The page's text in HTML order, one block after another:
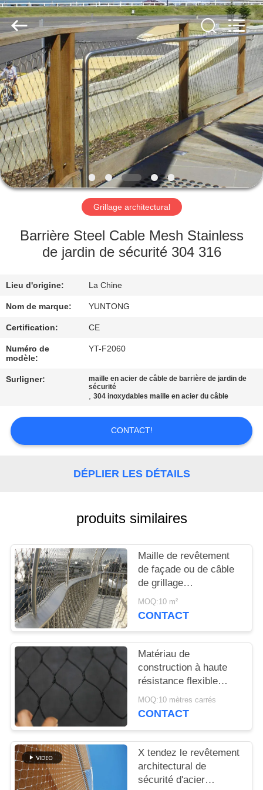
MAISON
PRODUITS
AU
SUJET
DE
NOUS
VISITE
D'USINE
CONTRÔLE
DE
QUALITÉ
CONTACTEZ-
NOUS
NOUVELLES
DU
SITE
POLITIQUE
DE
CONFIDENTIALITÉ
Anping
Yuntong
Metal
Wire
Mesh
Co.,Ltd.
All
Reserved.
Grillage architectural
Barrière Steel Cable Mesh Stainless
de jardin de sécurité 304 316
Lieu d'origine: La Chine
Nom de marque: YUNTONG
Certification: CE
Numéro de
modèle:
YT-F2060
Surligner:
maille en acier de câble de barrière de jardin de
sécurité
,304 inoxydables maille en acier du câble
CONTACT!
DÉPLIER LES DÉTAILS
produits similaires
Maille de revêtement
de façade ou de câble
de grillage
architectural/acier
inoxydable
MOQ:10 m²
CONTACT
Matériau de
construction à haute
résistance flexible
tissé par main de
grillage architectural
MOQ:10 mètres carrés
CONTACT
X tendez le revêtement
architectural de
sécurité d'acier